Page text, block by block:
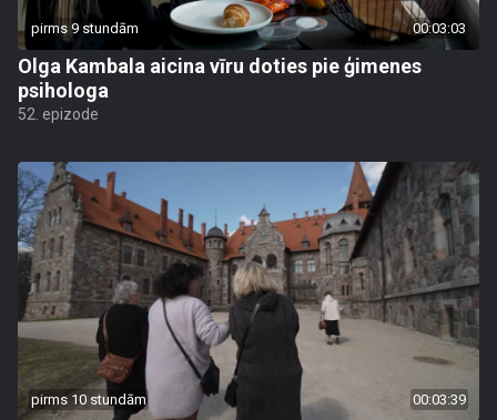
pirms 9 stundām 00:03:03
Olga Kambala aicina vīru doties pie ģimenes
psihologa
52. epizode
pirms 10 stundām 00:03:39